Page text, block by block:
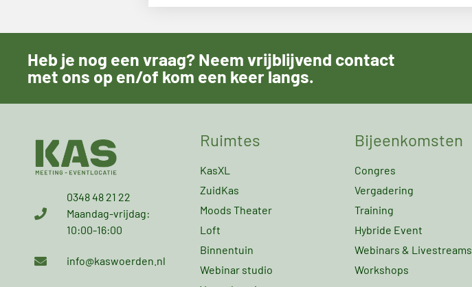
Heb je nog een vraag? Neem vrijblijvend contact
met ons op en/of kom een keer langs.
0348 48 21 22
Maandag-vrijdag:
10:00-16:00
info@kaswoerden.nl
Ruimtes
KasXL
ZuidKas
Moods Theater
Loft
Binnentuin
Webinar studio
Bijeenkomsten
Congres
Vergadering
Training
Hybride Event
Webinars & Livestreams
Workshops